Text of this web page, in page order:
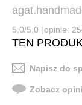
5,0/5,0 (opinie:
TEN
Napisz do
Zobacz